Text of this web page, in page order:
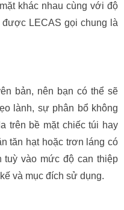
khác nhau cùng với độ
LECAS gọi chung là
bản, nên bạn có thể sẽ
lành, sự phân bổ không
trên bề mặt chiếc túi hay
tăn hạt hoặc trơn láng có
tuỳ vào mức độ can thiệp
và mục đích sử dụng.